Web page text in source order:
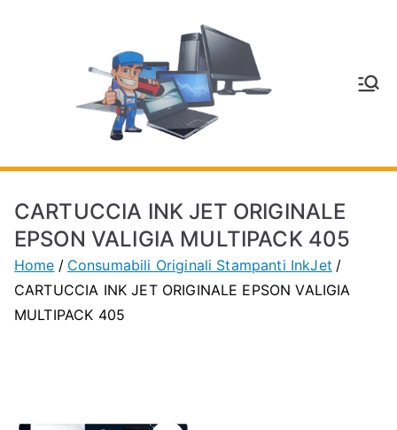
V
C
A
P
Inform
Telefo
Vignol
a
(MO)
CARTUCCIA INK JET ORIGINALE
EPSON VALIGIA MULTIPACK 405
Home
Consumabili Originali Stampanti InkJet
CARTUCCIA INK JET ORIGINALE EPSON VALIGIA
MULTIPACK 405